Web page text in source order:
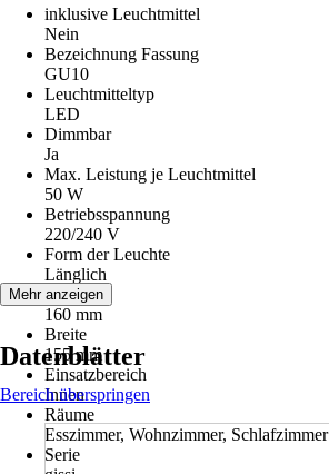
inklusive Leuchtmittel
Nein
Bezeichnung Fassung
GU10
Leuchtmitteltyp
LED
Dimmbar
Ja
Max. Leistung je Leuchtmittel
50 W
Betriebsspannung
220/240 V
Form der Leuchte
Länglich
Höhe
160 mm
Breite
155 mm
Einsatzbereich
Innen
Räume
Esszimmer, Wohnzimmer, Schlafzimmer
Serie
Mehr anzeigen
Datenblätter
Bereich überspringen